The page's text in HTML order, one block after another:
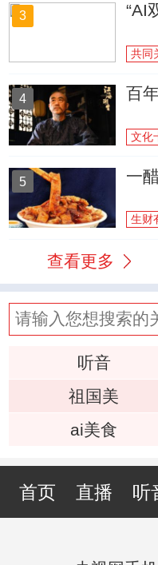
3 “AI
共同
4 百
文化
5 一
生财
查看更多
听音
祖国美
ai美食
首页 直播 听